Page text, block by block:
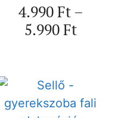
4.990Ft–
5.990Ft